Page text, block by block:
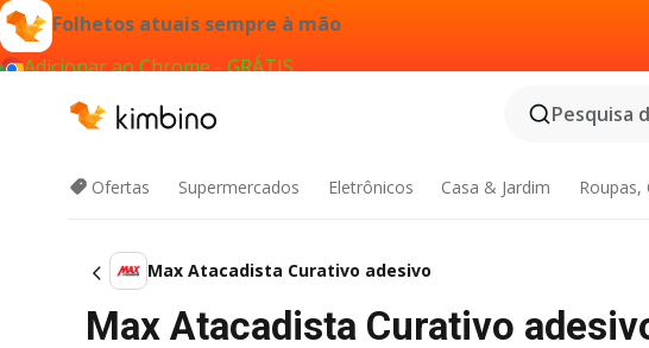
Folhetos atuais sempre à mão
Adicionar ao Chrome - GRÁTIS
Pesquisa
Ofertas Supermercados Eletrônicos Casa & Jardim Roupas,
Max Atacadista Curativo adesivo
Max Atacadista Curativo